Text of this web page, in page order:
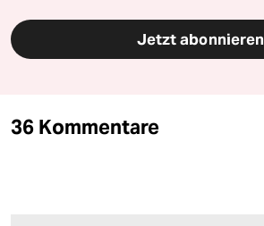
Jetzt abonnieren
36 Kommentare